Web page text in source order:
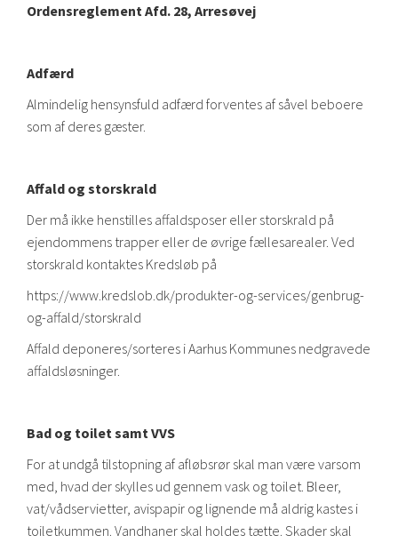
Ordensreglement Afd. 28, Arresøvej
Adfærd
Almindelig hensynsfuld adfærd forventes af såvel beboere
som af deres gæster.
Affald og storskrald
Der må ikke henstilles affaldsposer eller storskrald på
ejendommens trapper eller de øvrige fællesarealer. Ved
storskrald kontaktes Kredsløb på
https://www.kredslob.dk/produkter-og-services/genbrug-
og-affald/storskrald
Affald deponeres/sorteres i Aarhus Kommunes nedgravede
affaldsløsninger.
Bad og toilet samt VVS
For at undgå tilstopning af afløbsrør skal man være varsom
med, hvad der skylles ud gennem vask og toilet. Bleer,
vat/vådservietter, avispapir og lignende må aldrig kastes i
toiletkummen. Vandhaner skal holdes tætte. Skader skal